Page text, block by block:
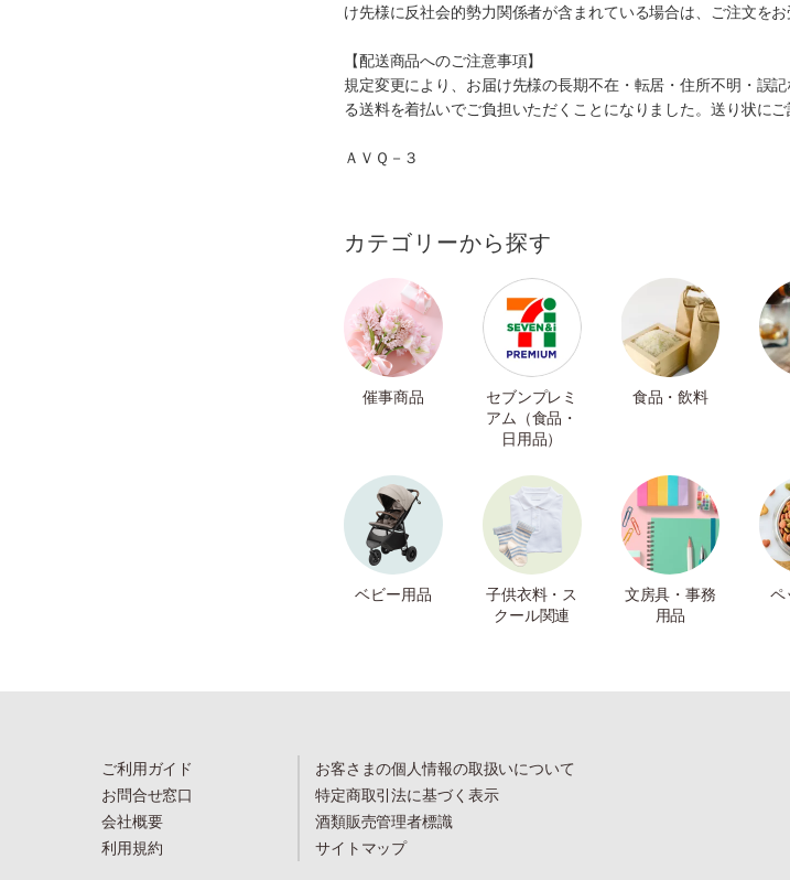
け先様に反社会的勢力関係者が含まれている場合は、ご注文を
【配送商品へのご注意事項】
規定変更により、お届け先様の長期不在・転居・住所不明・誤
る送料を着払いでご負担いただくことになりました。送り状に
ＡＶＱ－３
カテゴリーから探す
催事商品
セブンプレミ
アム（食品・
日用品）
食品・飲料
ベビー用品
子供衣料・ス
クール関連
文房具・事務
用品
ペ
ご利用ガイド
お問合せ窓口
会社概要
利用規約
お客さまの個人情報の取扱いについて
特定商取引法に基づく表示
酒類販売管理者標識
サイトマップ